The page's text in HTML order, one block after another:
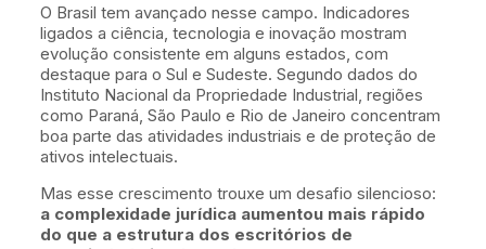
O Brasil tem avançado nesse campo. Indicadores
ligados a ciência, tecnologia e inovação mostram
evolução consistente em alguns estados, com
destaque para o Sul e Sudeste. Segundo dados do
Instituto Nacional da Propriedade Industrial, regiões
como Paraná, São Paulo e Rio de Janeiro concentram
boa parte das atividades industriais e de proteção de
ativos intelectuais.
Mas esse crescimento trouxe um desafio silencioso:
a complexidade jurídica aumentou mais rápido
do que a estrutura dos escritórios de